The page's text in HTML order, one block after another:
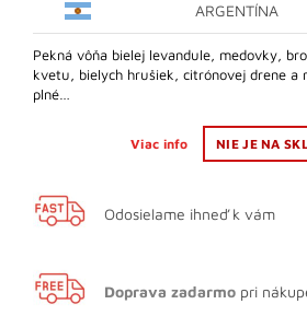
ARGENTÍNA
Pekná vôňa bielej levandule, medovky,
kvetu, bielych hrušiek, citrónovej drene a
plné…
Viac info NIE JE NA
Odosielame ihneď k vám
Doprava zadarmo pri